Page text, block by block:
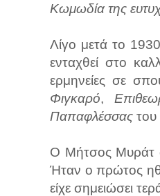
Κωμωδία της
Λίγο μετά το
ενταχθεί στο
ερμηνείες σε
Φιγκαρό,
Παπαφλέσσας
Ο Μήτσος Μυράτ
Ήταν ο πρώτος
είχε σημειώσει